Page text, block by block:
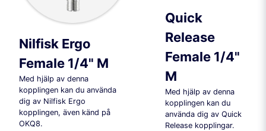
Nilfisk Ergo
Female 1/4" M
Med hjälp av denna
kopplingen kan du använda
dig av Nilfisk Ergo
kopplingen, även känd på
OKQ8.
Quick
Release
Female 1/4"
M
Med hjälp av denna
kopplingen kan du
använda dig av Quick
Release kopplingar.